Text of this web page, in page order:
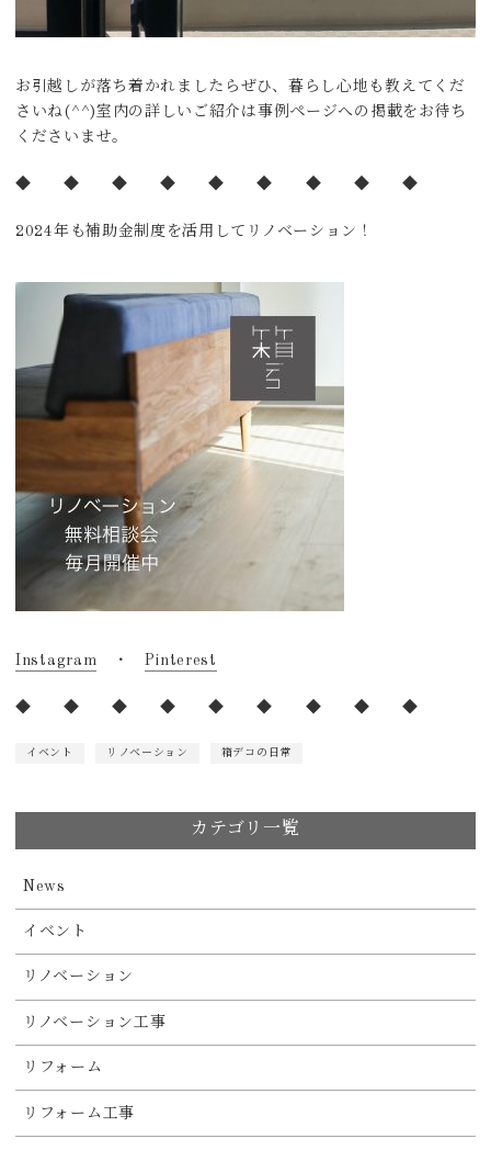
お引越しが落ち着かれましたらぜひ、暮らし心地も教えてくだ
さいね(^^)室内の詳しいご紹介は事例ページへの掲載をお待ち
くださいませ。
◆ ◆ ◆ ◆ ◆ ◆ ◆ ◆ ◆
2024年も補助金制度を活用してリノベーション！
Instagram ・Pinterest
◆ ◆ ◆ ◆ ◆ ◆ ◆ ◆ ◆
イベント リノベーション 箱デコの日常
カテゴリ一覧
News
イベント
リノベーション
リノベーション工事
リフォーム
リフォーム工事